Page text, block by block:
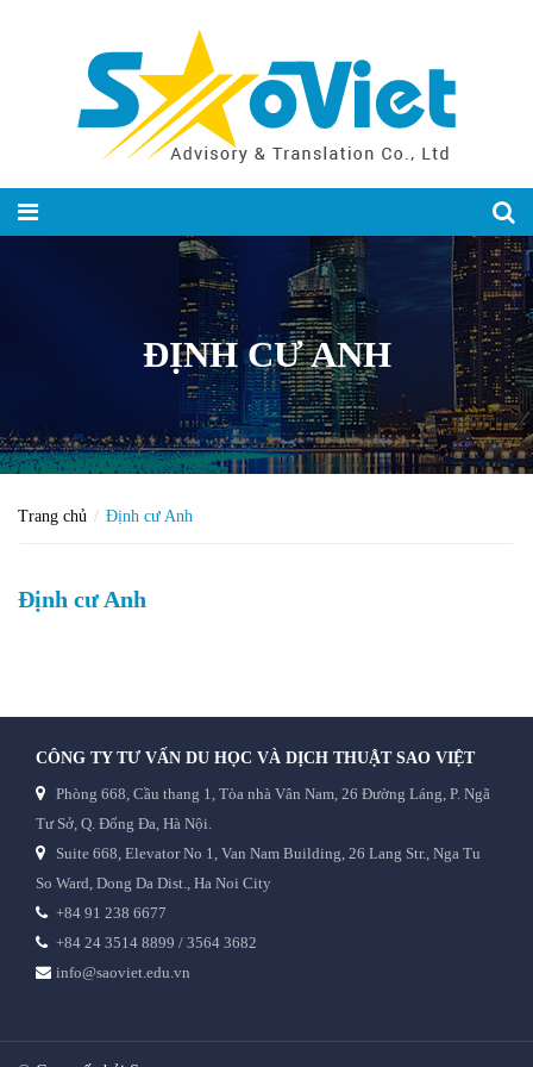
ĐỊNH CƯ ANH
Trang chủ Định cư Anh
Định cư Anh
CÔNG TY TƯ VẤN DU HỌC VÀ DỊCH THUẬT SAO VIỆT
Phòng 668, Cầu thang 1, Tòa nhà Vân Nam, 26 Đường Láng, P. Ngã
Tư Sở, Q. Đống Đa, Hà Nội.
Suite 668, Elevator No 1, Van Nam Building, 26 Lang Str., Nga Tu
So Ward, Dong Da Dist., Ha Noi City
+84 91 238 6677
+84 24 3514 8899 / 3564 3682
info@saoviet.edu.vn